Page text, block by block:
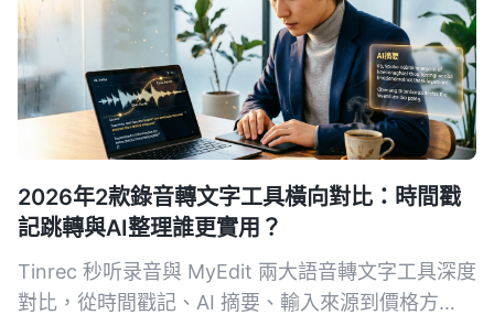
2026年2款錄音轉文字工具橫向對比：時間戳
記跳轉與AI整理誰更實用？
Tinrec 秒听录音與 MyEdit 兩大語音轉文字工具深度
對比，從時間戳記、AI 摘要、輸入來源到價格方